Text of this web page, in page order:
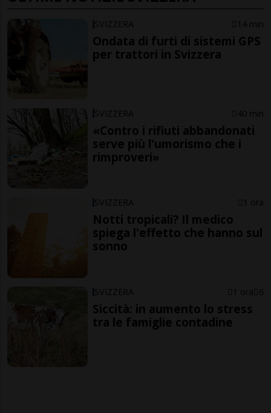
SVIZZERA 14 min
Ondata di furti di sistemi GPS
per trattori in Svizzera
SVIZZERA 40 min
«Contro i rifiuti abbandonati
serve più l'umorismo che i
rimproveri»
SVIZZERA 1 ora
Notti tropicali? Il medico
spiega l'effetto che hanno sul
sonno
SVIZZERA 1 ora 6
Siccità: in aumento lo stress
tra le famiglie contadine